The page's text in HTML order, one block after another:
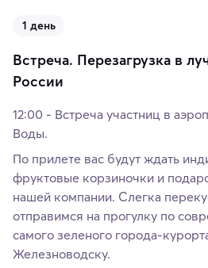
1 день
Встреча. Перезагрузка в
России
12:00 - Встреча участниц в
Воды.
По прилете вас будут ждать
фруктовые корзиночки и
нашей компании. Слегка
отправимся на прогулку по
самого зеленого города-
Железноводску.